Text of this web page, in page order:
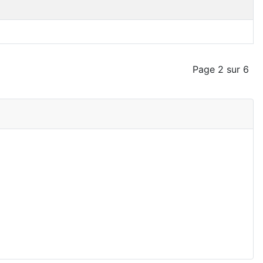
Page 2 sur 6